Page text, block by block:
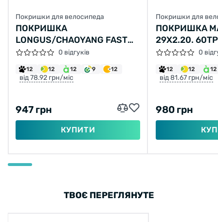
Покришки для велосипеда
ПОКРИШКА
LONGUS/CHAOYANG FAST
LANE 26X2,10 H-5197 60TPI
2C-MTB SPS TLR СКЛАДНА
0 відгуків
12 12 12 9 12
від 78.92 грн/міс
947 грн
КУПИТИ
Покришки для
ПОКРИШКА
29X2.20.
0
12 12 12
від 81.67 грн/міс
980 грн
ТВОЄ ПЕРЕГЛЯНУТЕ